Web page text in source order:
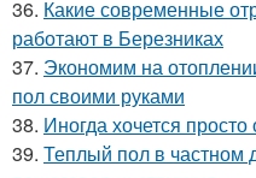
36. Какие современные
работают в Березниках
37. Экономим на
пол своими руками
38. Иногда хочется
39. Теплый пол в частном